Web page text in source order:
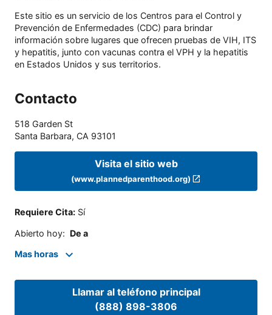
Este sitio es un servicio de los Centros para el Control y
Prevención de Enfermedades (CDC) para brindar
información sobre lugares que ofrecen pruebas de VIH, ITS
y hepatitis, junto con vacunas contra el VPH y la hepatitis
en Estados Unidos y sus territorios.
Contacto
518 Garden St
Santa Barbara, CA 93101
Visita el sitio web
(www.plannedparenthood.org)
Requiere Cita: Sí
Abierto hoy: De a
Mas horas
Llamar al teléfono principal
(888) 898-3806